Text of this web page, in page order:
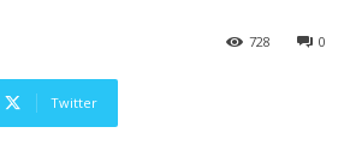
0
728
Twitter